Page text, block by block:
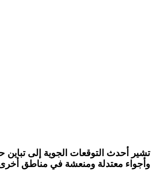
تشير أحدث التوقعات الجوية إلىتباين
وأجواء معتدلة ومنعشة في مناطق